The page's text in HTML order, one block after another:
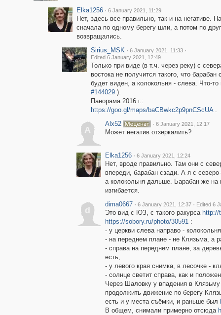
Elka1256 · 6 January 2021, 11:29
Нет, здесь все правильно, так и на негативе.
сначала по одному берегу шли, а потом по
возвращались.
Sirius_MSK · 6 January 2021, 11:33 ·
Edited 6 January 2021, 12:49
Только при виде (в т.ч. через реку) с
востока не получится такого, что барабан
будет виден, а колокольня - слева. Что-то
#144029).
Панорама 2016 г.:
https://goo.gl/maps/baCBwkc2p9pnCScUA.
A
Alx52 · 6 January 2021, 12:17
Может негатив отзеркалить?
Elka1256 · 6 January 2021, 12:24
Нет, вроде правильно. Там они с
впереди, барабан сзади. А я с
а колокольня дальше. Барабан же на
изгибается.
d
dima0667 · 6 January 2021, 12:37 · Edited 6
Это вид с ЮЗ, с такого ракурса http://
https://sobory.ru/photo/30591:
- у церкви слева направо -
- на переднем плане - не Клязьма, а
- справа на переднем плане, за
есть;
- у левого края снимка, в лесочке -
- солнце светит справа, как и
Через Шаловку у впадения в
продолжить движение по берегу
есть и у места съёмки, и раньше был
В общем, снимали примерно отсюда